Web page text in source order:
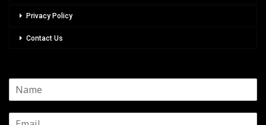
Privacy Policy
Contact Us